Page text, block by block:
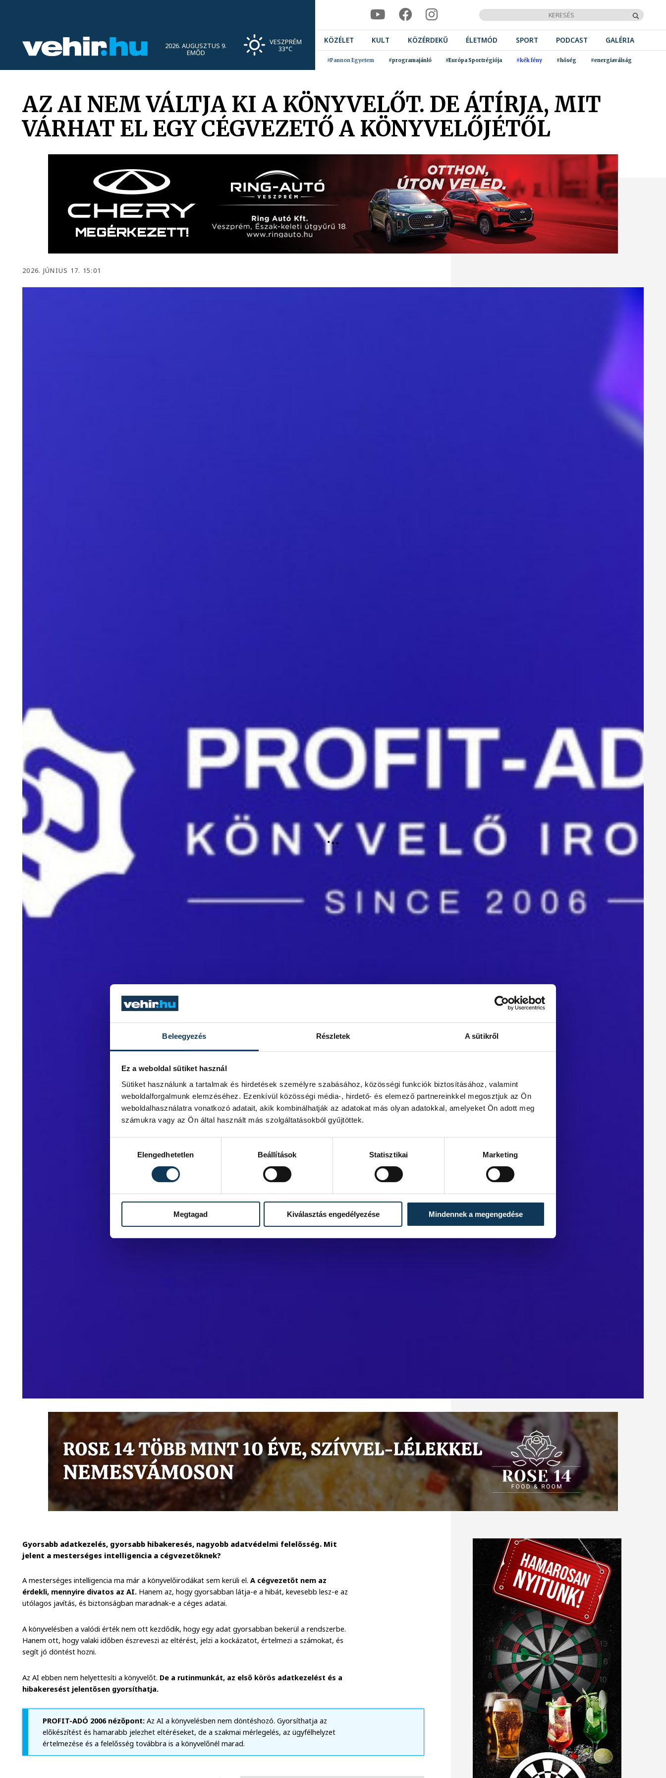
Beleegyezés Részletek A sütikről
Ez a weboldal sütiket használ
Sütiket használunk a tartalmak és hirdetések személyre szabásához, közösségi funkciók biztosításához, valamint
weboldalforgalmunk elemzéséhez. Ezenkívül közösségi média-, hirdető- és elemező partnereinkkel megosztjuk az Ön
weboldalhasználatra vonatkozó adatait, akik kombinálhatják az adatokat más olyan adatokkal, amelyeket Ön adott meg
számukra vagy az Ön által használt más szolgáltatásokból gyűjtöttek.
Elengedhetetlen
Beállítások Statisztikai Marketing
Megtagad Kiválasztás engedélyezése Mindennek a megengedése
2026. AUGUSZTUS 9.
EMŐD
VESZPRÉM
33°C
KÖZÉLET KULT KÖZÉRDEKŰ ÉLETMÓD SPORT PODCAST GALÉRIA
#Pannon Egyetem #programajánló #Európa Sportrégiója #kék fény #hőség #energiaválság
AZ AI NEM VÁLTJA KI A KÖNYVELŐT. DE ÁTÍRJA, MIT
VÁRHAT EL EGY CÉGVEZETŐ A KÖNYVELŐJÉTŐL
2026. JÚNIUS 17. 15:01
Gyorsabb adatkezelés, gyorsabb hibakeresés, nagyobb adatvédelmi felelősség. Mit
jelent a mesterséges intelligencia a cégvezetőknek?
A mesterséges intelligencia ma már a könyvelőirodákat sem kerüli el. A cégvezetőt nem az
érdekli, mennyire divatos az AI. Hanem az, hogy gyorsabban látja-e a hibát, kevesebb lesz-e az
utólagos javítás, és biztonságban maradnak-e a céges adatai.
A könyvelésben a valódi érték nem ott kezdődik, hogy egy adat gyorsabban bekerül a rendszerbe.
Hanem ott, hogy valaki időben észreveszi az eltérést, jelzi a kockázatot, értelmezi a számokat, és
segít jó döntést hozni.
Az AI ebben nem helyettesíti a könyvelőt. De a rutinmunkát, az első körös adatkezelést és a
hibakeresést jelentősen gyorsíthatja.
PROFIT-ADÓ 2006 nézőpont: Az AI a könyvelésben nem döntéshozó. Gyorsíthatja az
előkészítést és hamarabb jelezhet eltéréseket, de a szakmai mérlegelés, az ügyfélhelyzet
értelmezése és a felelősség továbbra is a könyvelőnél marad.